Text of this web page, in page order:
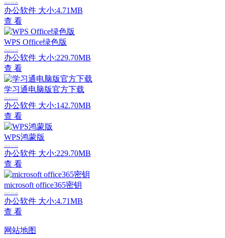
2025-05-06
办公软件 大小:4.71MB
查 看
WPS Office绿色版
2024-11-18
办公软件 大小:229.70MB
查 看
学习通电脑版官方下载
2024-11-19
办公软件 大小:142.70MB
查 看
WPS鸿蒙版
2024-11-18
办公软件 大小:229.70MB
查 看
microsoft office365密钥
2025-05-06
办公软件 大小:4.71MB
查 看
网站地图